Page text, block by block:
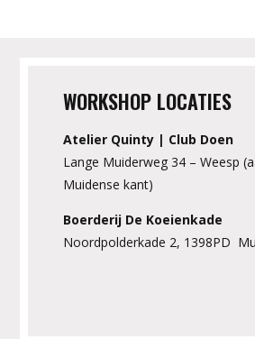
WORKSHOP LOCATIES
Atelier Quinty | Club Doen
Lange Muiderweg 34 – Weesp
Muidense kant)
Boerderij De Koeienkade
Noordpolderkade 2, 1398PD